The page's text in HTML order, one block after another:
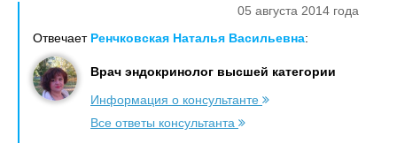
05 августа 2014 года
Отвечает Ренчковская Наталья Васильевна:
Врач эндокринолог высшей категории
Информация о консультанте
Все ответы консультанта